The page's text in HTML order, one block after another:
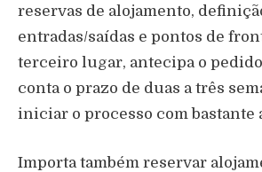
reservas de alojamento,
entradas/saídas e pontos de
terceiro lugar, antecipa o
conta o prazo de duas a três
iniciar o processo com bastante
Importa também reservar